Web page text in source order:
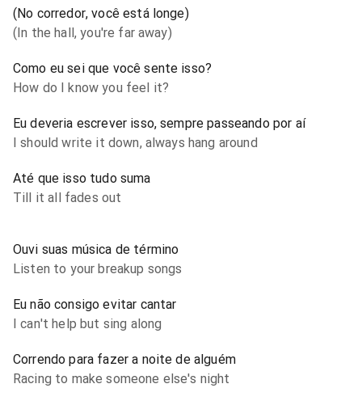
(No corredor, você está longe)
(In the hall, you're far away)
Como eu sei que você sente isso?
How do I know you feel it?
Eu deveria escrever isso, sempre passeando por aí
I should write it down, always hang around
Até que isso tudo suma
Till it all fades out
Ouvi suas música de término
Listen to your breakup songs
Eu não consigo evitar cantar
I can't help but sing along
Correndo para fazer a noite de alguém
Racing to make someone else's night